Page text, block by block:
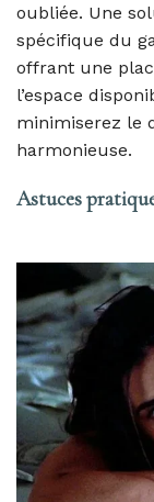
oubliée. Une
spécifique du
offrant une
l’espace
minimiserez le
harmonieuse.
Astuces